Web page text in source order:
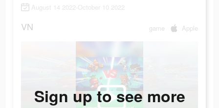
August 14 2022-October 10 2022
VN game Apple
Sign up to see more